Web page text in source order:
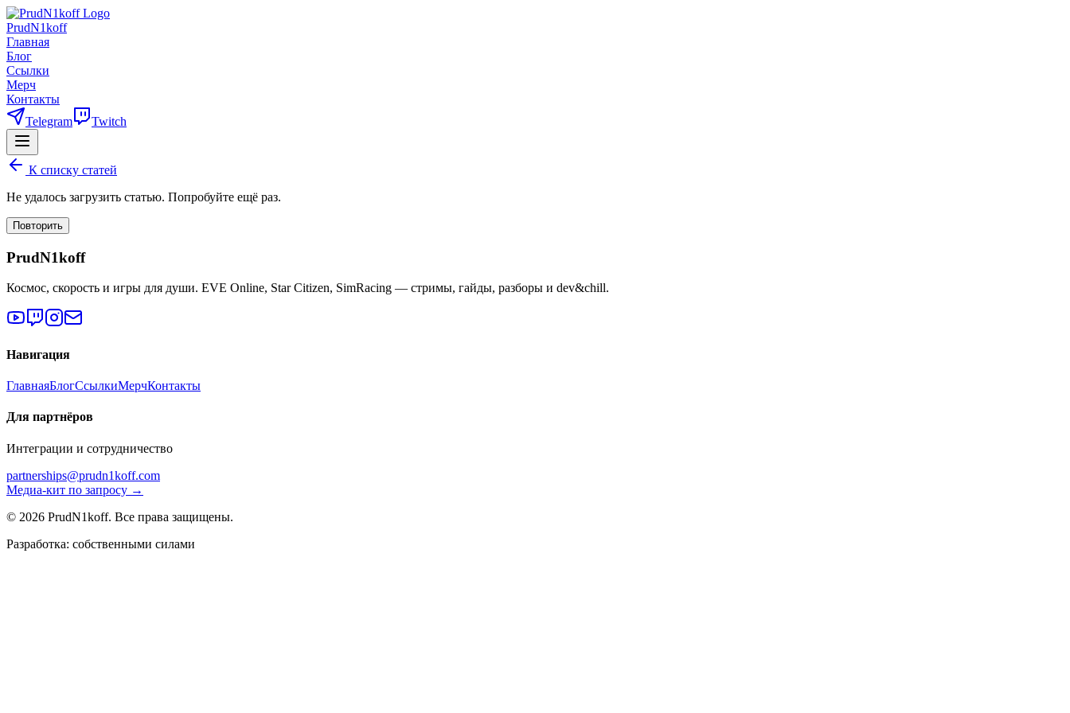
PrudN1koff
Главная
Блог
Ссылки
Мерч
Контакты
Telegram
Twitch
К списку статей
Не удалось загрузить статью. Попробуйте ещё раз.
Повторить
PrudN1koff
Космос, скорость и игры для души. EVE Online, Star Citizen, SimRacing — стримы, гайды, разборы и dev&chill.
Навигация
ГлавнаяБлогСсылкиМерчКонтакты
Для партнёров
Интеграции и сотрудничество
partnerships@prudn1koff.com
Медиа-кит по запросу →
© 2026 PrudN1koff. Все права защищены.
Разработка: собственными силами